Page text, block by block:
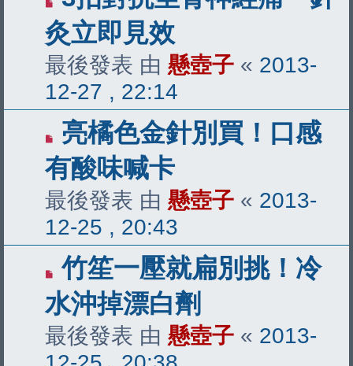
灸立即見效
最後發表 由 懸壺子 « 2013-
12-27 , 22:14
亮橘色金針別買！口感
有酸味喊卡
最後發表 由 懸壺子 « 2013-
12-25 , 20:43
竹笙一壓就扁別挑！冷
水沖掉漂白劑
最後發表 由 懸壺子 « 2013-